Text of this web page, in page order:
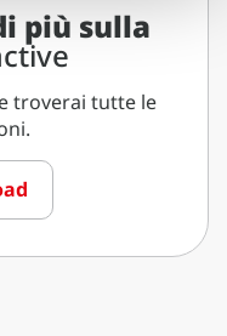
più sulla
troverai tutte le